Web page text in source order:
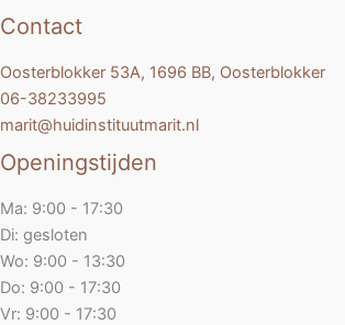
Contact
Oosterblokker 53A, 1696 BB, Oosterblokker
06-38233995
marit@huidinstituutmarit.nl
Openingstijden
Ma: 9:00 - 17:30
Di: gesloten
Wo: 9:00 - 13:30
Do: 9:00 - 17:30
Vr: 9:00 - 17:30